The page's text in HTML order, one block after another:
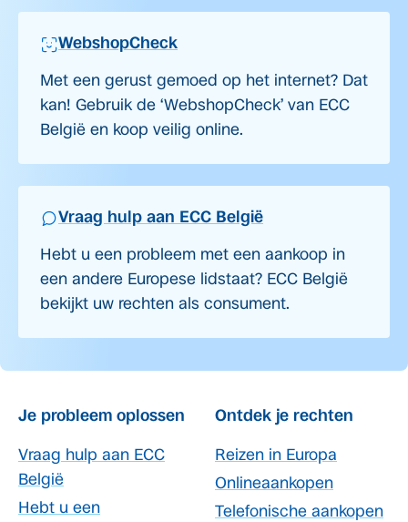
WebshopCheck
Met een gerust gemoed op het internet? Dat
kan! Gebruik de ‘WebshopCheck’ van ECC
België en koop veilig online.
Vraag hulp aan ECC België
Hebt u een probleem met een aankoop in
een andere Europese lidstaat? ECC België
bekijkt uw rechten als consument.
Je probleem oplossen
Vraag hulp aan ECC
België
Hebt u een
Ontdek je rechten
Reizen in Europa
Onlineaankopen
Telefonische aankopen